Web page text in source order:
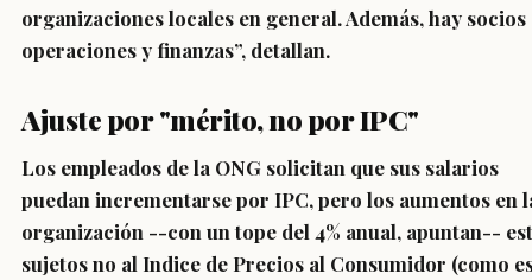
organizaciones locales en general. Además, hay socios
operaciones y finanzas”, detallan.
Ajuste por "mérito, no por IPC"
Los empleados de la ONG solicitan que sus salarios
puedan incrementarse por IPC, pero los aumentos en
organización --con un tope del 4% anual, apuntan--
sujetos no al Indice de Precios al Consumidor (como